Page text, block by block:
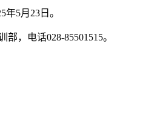
年5月 23 日 。
部，电话028-85501515。